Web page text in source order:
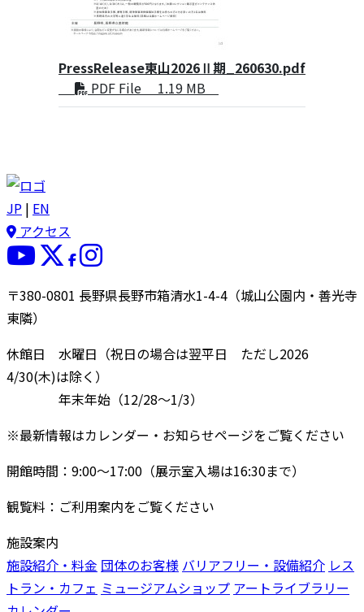
PressRelease東山2026Ⅱ期_260630.pdf
PDF File 1.19 MB
JP | EN
アクセス
〒380-0801 長野県長野市箱清水1-4-4（城山公園内・善光寺
東隣）
休館日 水曜日（祝日の場合は翌平日 ただし2026
4/30(木)は除く）
年末年始（12/28〜1/3）
※最新情報はカレンダー・お知らせページをご覧ください
開館時間：9:00〜17:00（展示室入場は16:30まで）
観覧料：ご利用案内をご覧ください
施設案内
施設紹介・料金 団体のお客様 バリアフリー・設備紹介 レス
トラン・カフェ ミュージアムショップ アートライブラリー